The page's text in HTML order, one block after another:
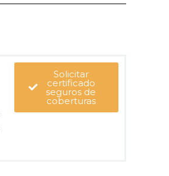
Solicitar
certificado
seguros de
coberturas